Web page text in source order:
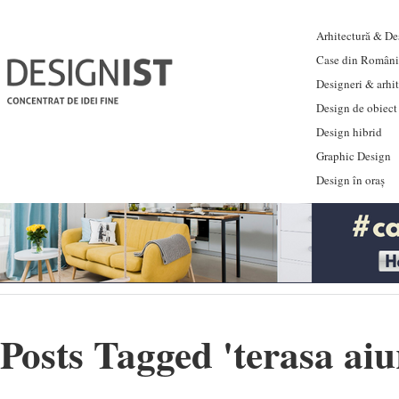
Arhitectură &
Case din
Designeri &
Design de obiect
Design hibrid
Graphic Design
Design în oraș
Posts Tagged 'terasa